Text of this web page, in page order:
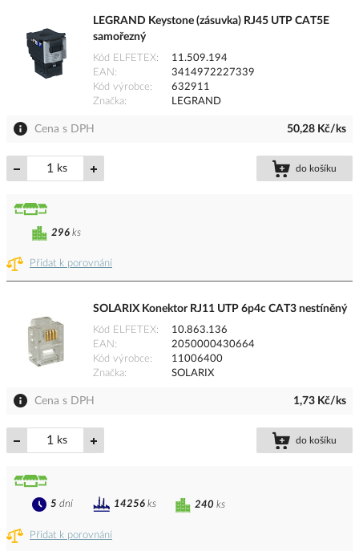
LEGRAND Keystone (zásuvka) RJ45 UTP CAT5E
samořezný
Kód ELFETEX
11.509.194
EAN
3414972227339
Kód výrobce
632911
Značka
LEGRAND
Cena s DPH 50,28 Kč/ks
ks do košíku
Přidat k porovnání
296 ks
SOLARIX Konektor RJ11 UTP 6p4c CAT3 nestíněný
Kód ELFETEX
10.863.136
EAN
2050000430664
Kód výrobce
11006400
Značka
SOLARIX
Cena s DPH 1,73 Kč/ks
ks do košíku
Přidat k porovnání
240 ks
5 dní 14256 ks